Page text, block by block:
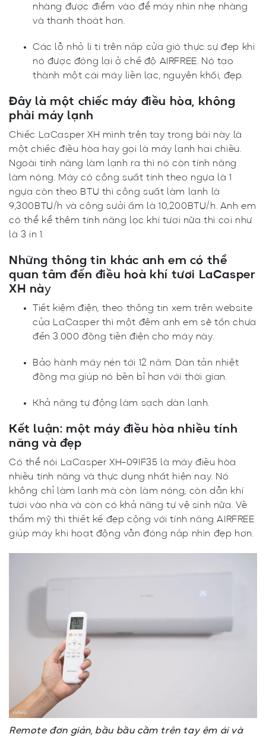
nhàng được điểm vào để máy nhìn nhẹ nhàng
và thanh thoát hơn.
Các lỗ nhỏ li ti trên nắp cửa gió thực sự đẹp khi
nó được đóng lại ở chế độ AIRFREE. Nó tạo
thành một cái máy liền lạc, nguyên khối, đẹp.
Đây là một chiếc máy điều hòa, không
phải máy lạnh
Chiếc LaCasper XH mình trên tay trong bài này là
một chiếc điều hòa hay gọi là máy lạnh hai chiều.
Ngoài tính năng làm lạnh ra thì nó còn tính năng
làm nóng. Máy có công suất tính theo ngựa là 1
ngựa còn theo BTU thì công suất làm lạnh là
9,300BTU/h và công sưởi ấm là 10,200BTU/h. Anh em
có thể kể thêm tính năng lọc khí tươi nữa thì coi như
là 3 in 1.
Những thông tin khác anh em có thể
quan tâm đến điều hoà khí tươi LaCasper
XH này
Tiết kiệm điện, theo thông tin xem trên website
của LaCasper thì một đêm anh em sẽ tốn chưa
đến 3.000 đồng tiền điện cho máy này.
Bảo hành máy nén tới 12 năm. Dàn tản nhiệt
đồng mạ giúp nó bền bỉ hơn với thời gian.
Khả năng tự động làm sạch dàn lạnh.
Kết luận: một máy điều hòa nhiều tính
năng và đẹp
Có thể nói LaCasper XH-09IF35 là máy điều hòa
nhiều tính năng và thực dụng nhất hiện nay. Nó
không chỉ làm lạnh mà còn làm nóng, còn dẫn khí
tươi vào nhà và còn có khả năng tự vệ sinh nữa. Về
thẩm mỹ thì thiết kế đẹp cộng với tính năng AIRFREE
giúp máy khi hoạt động vẫn đóng nắp nhìn đẹp hơn.
Remote đơn giản, bầu bầu cầm trên tay êm ái và